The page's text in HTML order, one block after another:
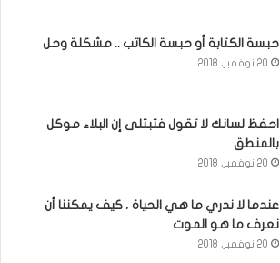
حبسة الكتابة أو حبسة الكاتب .. مشكلة وحل
20 نوفمبر، 2018
احفظ لسانك لا تقول فتبتلى إن البلاء موكل
بالمنطق
20 نوفمبر، 2018
عندما لا ندري ما هي الحياة ، كيف يمكننا أن
نعرف ما هو الموت
20 نوفمبر، 2018